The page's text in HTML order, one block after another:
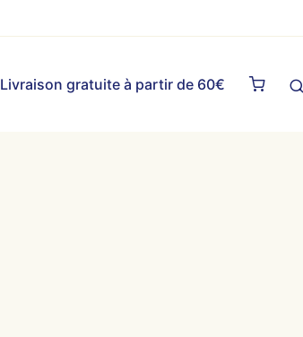
Livraison gratuite à partir de 60€